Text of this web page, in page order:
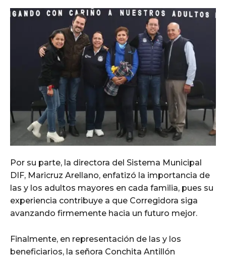
Por su parte, la directora del Sistema Municipal
DIF, Maricruz Arellano, enfatizó la importancia de
las y los adultos mayores en cada familia, pues su
experiencia contribuye a que Corregidora siga
avanzando firmemente hacia un futuro mejor.
Finalmente, en representación de las y los
beneficiarios, la señora Conchita Antillón